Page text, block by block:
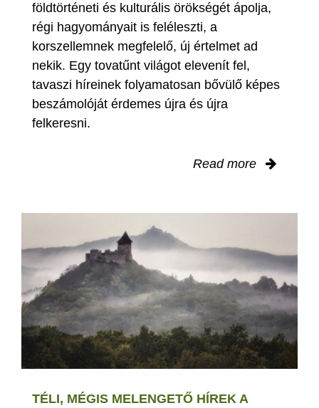
földtörténeti és kulturális örökségét ápolja,
régi hagyományait is feléleszti, a
korszellemnek megfelelő, új értelmet ad
nekik. Egy tovatűnt világot elevenít fel,
tavaszi híreinek folyamatosan bővülő képes
beszámolóját érdemes újra és újra
felkeresni.
Read more
TÉLI, MÉGIS MELENGETŐ HÍREK A